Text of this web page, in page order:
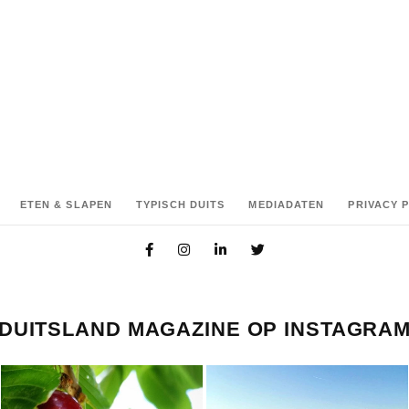
ETEN & SLAPEN TYPISCH DUITS MEDIADATEN PRIVACY
MAGAZINE OP